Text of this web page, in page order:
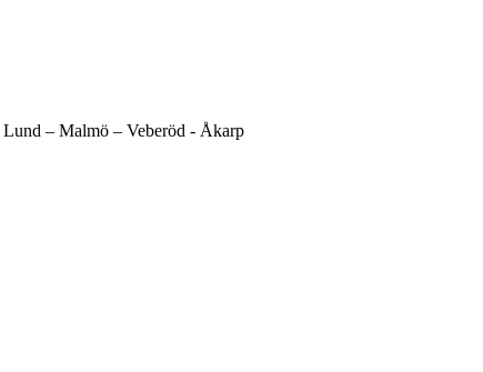
Lund – Malmö – Veberöd - Åkarp